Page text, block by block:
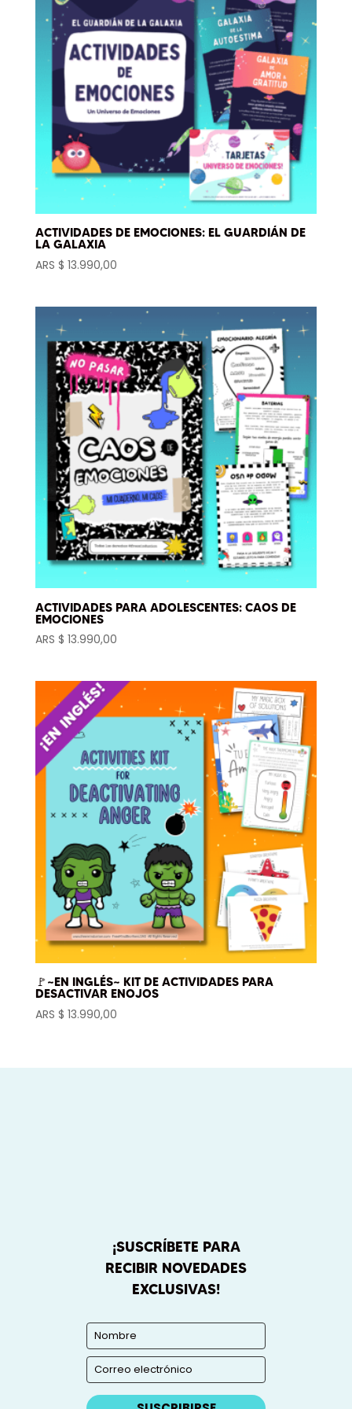
ACTIVIDADES DE EMOCIONES: EL GUARDIÁN DE
LA GALAXIA
ARS $ 13.990,00
ACTIVIDADES PARA ADOLESCENTES: CAOS DE
EMOCIONES
ARS $ 13.990,00
🚩~EN INGLÉS~ KIT DE ACTIVIDADES PARA
DESACTIVAR ENOJOS
ARS $ 13.990,00
¡SUSCRÍBETE PARA
RECIBIR NOVEDADES
EXCLUSIVAS!